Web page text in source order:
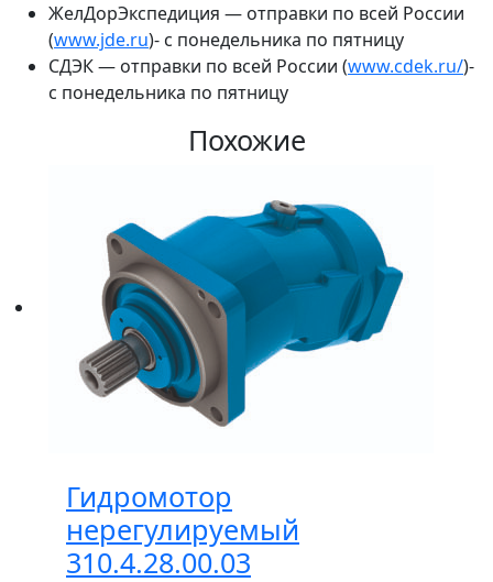
ЖелДорЭкспедиция — отправки по всей России
(www.jde.ru)- с понедельника по пятницу
СДЭК — отправки по всей России (www.cdek.ru/)-
с понедельника по пятницу
Похожие
Гидромотор
нерегулируемый
310.4.28.00.03